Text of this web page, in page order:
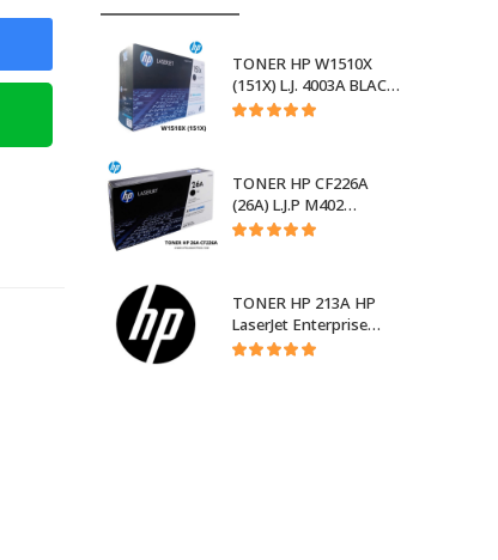
TONER HP W1510X
(151X) L.J. 4003A BLACK
W1510X
TONER HP CF226A
(26A) L.J.P M402
NEGRO
TONER HP 213A HP
LaserJet Enterprise
5700, 6700, 5800, 6801